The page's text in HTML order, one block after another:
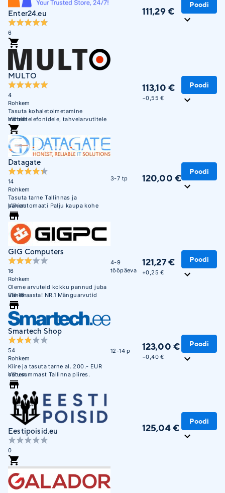
Enter24.eu
6
111,29 €
Poodi
MULTO
4
Rohkem
Tasuta kohaletoimetamine
mobiiltelefonidele, tahvelarvutitele
ja sülearvutitele alates 300 EUR-st
Unisendi pakiautomaatidesse
Vähem
113,10 €
−0,55 €
Poodi
Datagate
14
Rohkem
Tasuta tarne Tallinnas ja
pakiautomaati Palju kaupa kohe
saadaval. Maksa hiljem või 3 osana
ilma lisakuluta.
Vähem
3-7 tp 120,00 €
Poodi
GIG Computers
16
Rohkem
Oleme arvuteid kokku pannud juba
üle 16 aasta! NR.1 Mänguarvutid
valik Eestis!
Vähem
4-9
tööpäeva
121,27 €
+0,25 €
Poodi
Smartech Shop
54
Rohkem
Kiire ja tasuta tarne al. 200.- EUR
ostusummast Tallinna piires.
Vähem
12-14 p 123,00 €
−0,40 €
Poodi
Eestipoisid.eu
0
125,04 €
Poodi